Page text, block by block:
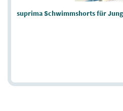
suprima Schwimmshorts für